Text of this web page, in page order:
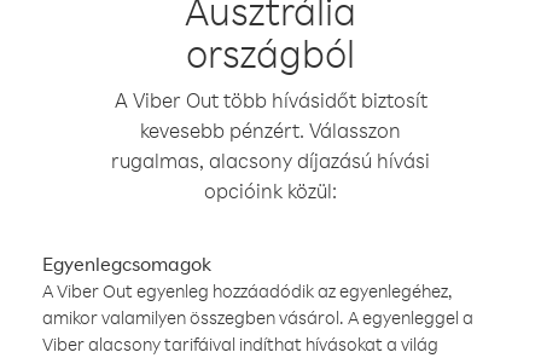
Ausztrália
országból
A Viber Out több hívásidőt biztosít
kevesebb pénzért. Válasszon
rugalmas, alacsony díjazású hívási
opcióink közül:
Egyenlegcsomagok
A Viber Out egyenleg hozzáadódik az egyenlegéhez,
amikor valamilyen összegben vásárol. A egyenleggel a
Viber alacsony tarifáival indíthat hívásokat a világ